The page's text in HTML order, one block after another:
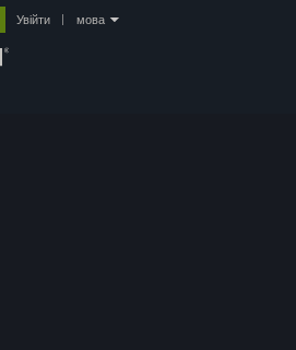
Увійти мова